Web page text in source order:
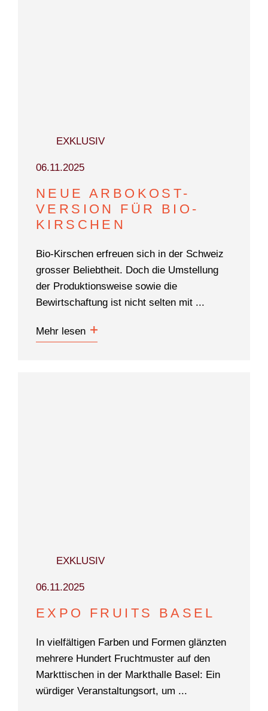
EXKLUSIV
06.11.2025
NEUE ARBOKOST-
VERSION FÜR BIO-
KIRSCHEN
Bio-Kirschen erfreuen sich in der Schweiz
grosser Beliebtheit. Doch die Umstellung
der Produktionsweise sowie die
Bewirtschaftung ist nicht selten mit ...
Mehr lesen
EXKLUSIV
06.11.2025
EXPO FRUITS BASEL
In vielfältigen Farben und Formen glänzten
mehrere Hundert Fruchtmuster auf den
Markttischen in der Markthalle Basel: Ein
würdiger Veranstaltungsort, um ...